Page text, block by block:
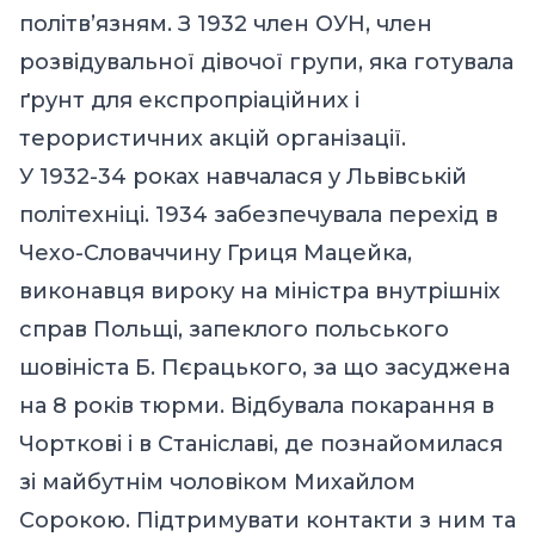
політв’язням. З 1932 член ОУН, член
розвідувальної дівочої групи, яка готувала
ґрунт для експропріаційних і
терористичних акцій організації.
У 1932-34 роках навчалася у Львівській
політехніці. 1934 забезпечувала перехід в
Чехо-Словаччину Гриця Мацейка,
виконавця вироку на міністра внутрішніх
справ Польщі, запеклого польського
шовініста Б. Пєрацького, за що засуджена
на 8 років тюрми. Відбувала покарання в
Чорткові і в Станіславі, де познайомилася
зі майбутнім чоловіком Михайлом
Сорокою. Підтримувати контакти з ним та